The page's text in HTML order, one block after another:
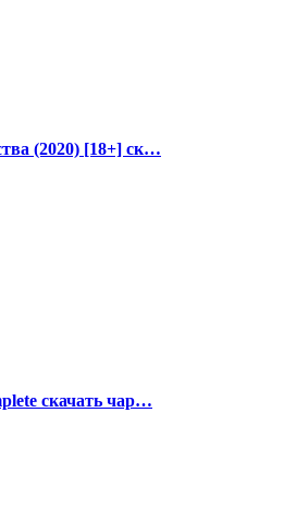
(2020) [18+] ск…
скачать чар…